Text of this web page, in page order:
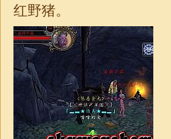
红野猪。